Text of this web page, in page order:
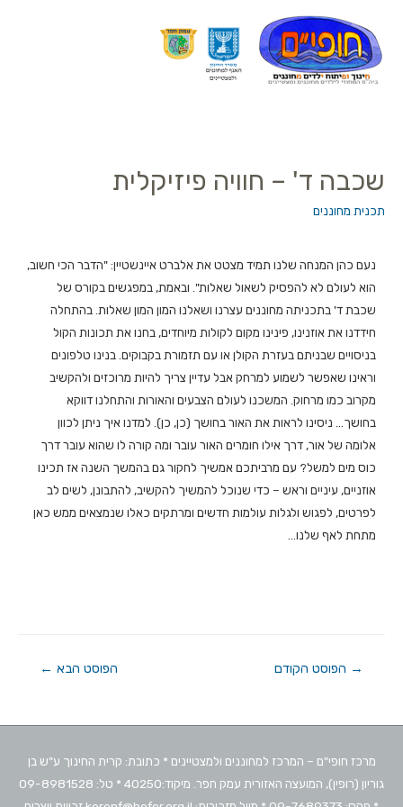
שכבה ד' – חוויה פיזיקלית
תכנית מחוננים
נעם כהן המנחה שלנו תמיד מצטט את אלברט איינשטיין: "הדבר הכי חשוב,
הוא לעולם לא להפסיק לשאול שאלות". ובאמת, במפגשים בקורס של
שכבת ד' בתכניתה מחוננים עצרנו ושאלנו המון המון שאלות. בהתחלה
חידדנו את אוזנינו, פינינו מקום לקולות מיוחדים, בחנו את תכונות הקול
בניסויים שבניתם בעזרת הקולן או עם תזמורת בקבוקים. בנינו טלפונים
וראינו שאפשר לשמוע למרחק אבל עדיין צריך להיות מרוכזים ולהקשיב
מקרוב כמו מרחוק. המשכנו לעולם הצבעים והאורות והתחלנו דווקא
בחושך… ניסינו לראות את האור בחושך (כן, כן). למדנו איך ניתן לכוון
אלומה של אור, דרך אילו חומרים האור עובר ומה קורה לו שהוא עובר דרך
כוס מים למשל? עם מרביתכם אמשיך לחקור גם בהמשך השנה אז תכינו
אוזניים, עיניים וראש – כדי שנוכל להמשיך להקשיב, להתבונן, לשים לב
לפרטים, לפגוש ולגלות עולמות חדשים ומרתקים כאלו שנמצאים ממש כאן
מתחת לאף שלנו…
→ הפוסט הקודם הפוסט הבא ←
מרכז חופי"ם – המרכז למחוננים ולמצטיינים * כתובת: קרית החינוך ע"ש בן
גוריון (רופין), המועצה האזורית עמק חפר. מיקוד:40250 * טל: 09-8981528